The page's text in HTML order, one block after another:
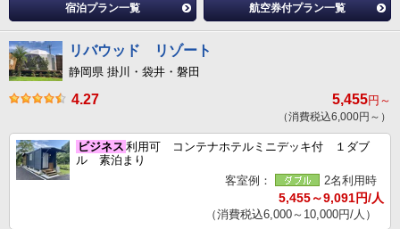
宿泊プラン一覧 航空券付プラン一覧
リバウッド リゾート
静岡県 掛川・袋井・磐田
4.27 5,455円～
（消費税込6,000円～）
ビジネス 利用可 コンテナホテルミニデッキ付 １ダブ
ル 素泊まり
客室例：
2名利用時
5,455～9,091円/人
（消費税込6,000～10,000円/人）